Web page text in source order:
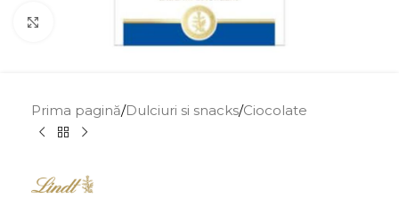
Click to enlarge
Prima pagină/Dulciuri si snacks/Ciocolate